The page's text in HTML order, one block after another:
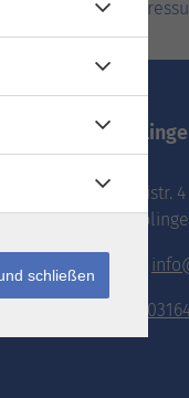
Pestalozzistr. 4
71032
schließen